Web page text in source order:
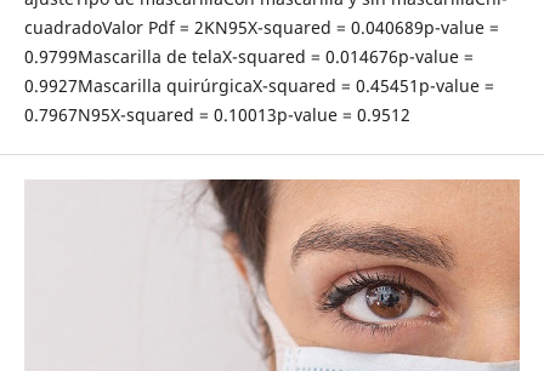
cuadradoValor Pdf = 2KN95X-squared = 0.040689p-value =
0.9799Mascarilla de telaX-squared = 0.014676p-value =
0.9927Mascarilla quirúrgicaX-squared = 0.45451p-value =
0.7967N95X-squared = 0.10013p-value = 0.9512